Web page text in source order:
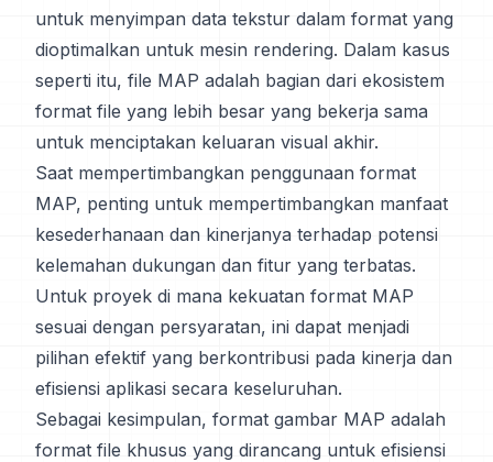
untuk menyimpan data tekstur dalam format yang
dioptimalkan untuk mesin rendering. Dalam kasus
seperti itu, file MAP adalah bagian dari ekosistem
format file yang lebih besar yang bekerja sama
untuk menciptakan keluaran visual akhir.
Saat mempertimbangkan penggunaan format
MAP, penting untuk mempertimbangkan manfaat
kesederhanaan dan kinerjanya terhadap potensi
kelemahan dukungan dan fitur yang terbatas.
Untuk proyek di mana kekuatan format MAP
sesuai dengan persyaratan, ini dapat menjadi
pilihan efektif yang berkontribusi pada kinerja dan
efisiensi aplikasi secara keseluruhan.
Sebagai kesimpulan, format gambar MAP adalah
format file khusus yang dirancang untuk efisiensi